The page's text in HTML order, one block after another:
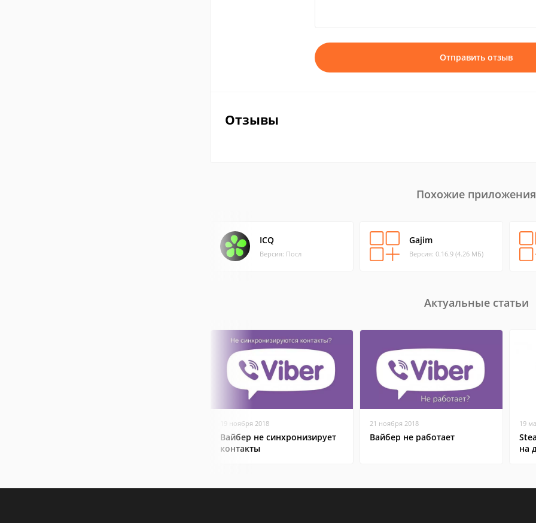
Отправить отзыв
Отзывы
Похожие приложения
ICQ
Версия: Посл
Gajim
Версия: 0.16.9 (4.26 МБ)
Актуальные статьи
19 ноября 2018
Вайбер не синхронизирует
контакты
21 ноября 2018
Вайбер не работает
19
на